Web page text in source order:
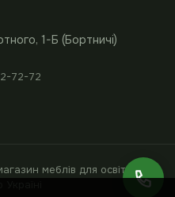
1-Б (Бортничі)
72-72
меблів для освіти